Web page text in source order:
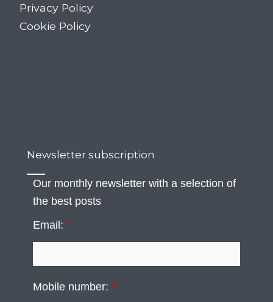
Privacy Policy
Cookie Policy
Newsletter subscription
Our monthly newsletter with a selection of
the best posts
Email:*
Mobile number:*